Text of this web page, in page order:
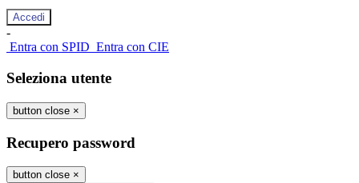
-
Entra con SPID Entra con CIE
Seleziona utente
button close ×
Recupero password
button close ×